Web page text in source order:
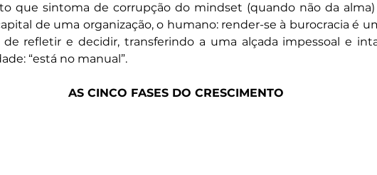
que sintoma de corrupção do mindset (quando não da
de uma organização, o humano: render-se à burocracia é
refletir e decidir, transferindo a uma alçada impessoal e
“está no manual”.
AS CINCO FASES DO CRESCIMENTO